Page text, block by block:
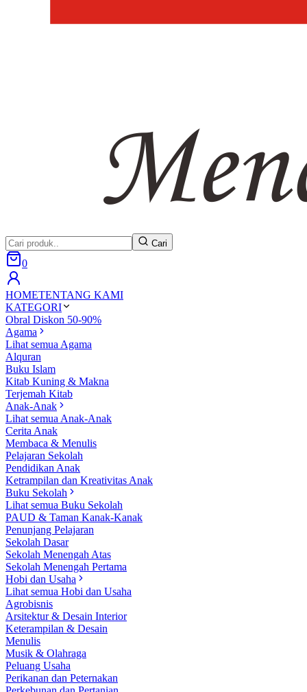
Cari
0
HOMETENTANG KAMI
KATEGORI
Obral Diskon 50-90%
Agama
Lihat semua Agama
Alquran
Buku Islam
Kitab Kuning & Makna
Terjemah Kitab
Anak-Anak
Lihat semua Anak-Anak
Cerita Anak
Membaca & Menulis
Pelajaran Sekolah
Pendidikan Anak
Ketrampilan dan Kreativitas Anak
Buku Sekolah
Lihat semua Buku Sekolah
PAUD & Taman Kanak-Kanak
Penunjang Pelajaran
Sekolah Dasar
Sekolah Menengah Atas
Sekolah Menengah Pertama
Hobi dan Usaha
Lihat semua Hobi dan Usaha
Agrobisnis
Arsitektur & Desain Interior
Keterampilan & Desain
Menulis
Musik & Olahraga
Peluang Usaha
Perikanan dan Peternakan